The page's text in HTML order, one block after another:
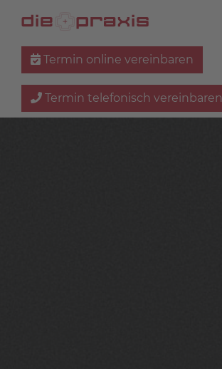
Termin online vereinbaren
Termin telefonisch vereinbaren